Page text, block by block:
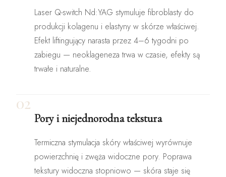
Laser Q-switch Nd:YAG stymuluje fibroblasty do
produkcji kolagenu i elastyny w skórze właściwej.
Efekt liftingujący narasta przez 4–6 tygodni po
zabiegu — neoklageneza trwa w czasie, efekty są
trwałe i naturalne.
02
Pory i niejednorodna tekstura
Termiczna stymulacja skóry właściwej wyrównuje
powierzchnię i zwęża widoczne pory. Poprawa
tekstury widoczna stopniowo — skóra staje się